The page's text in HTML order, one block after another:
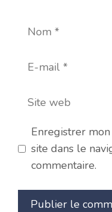
Nom
E-
Site
Enregistrer
site dans le
commentaire.